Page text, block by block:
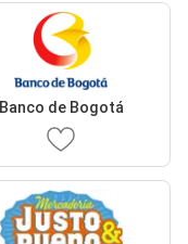
Banco de Bogotá